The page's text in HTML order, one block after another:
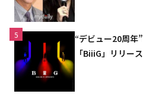
5
“デビュー20周年
「BiiiG」リリー